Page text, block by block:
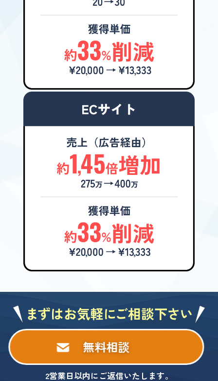
無料相談
2営業日以内にご返信いたします。